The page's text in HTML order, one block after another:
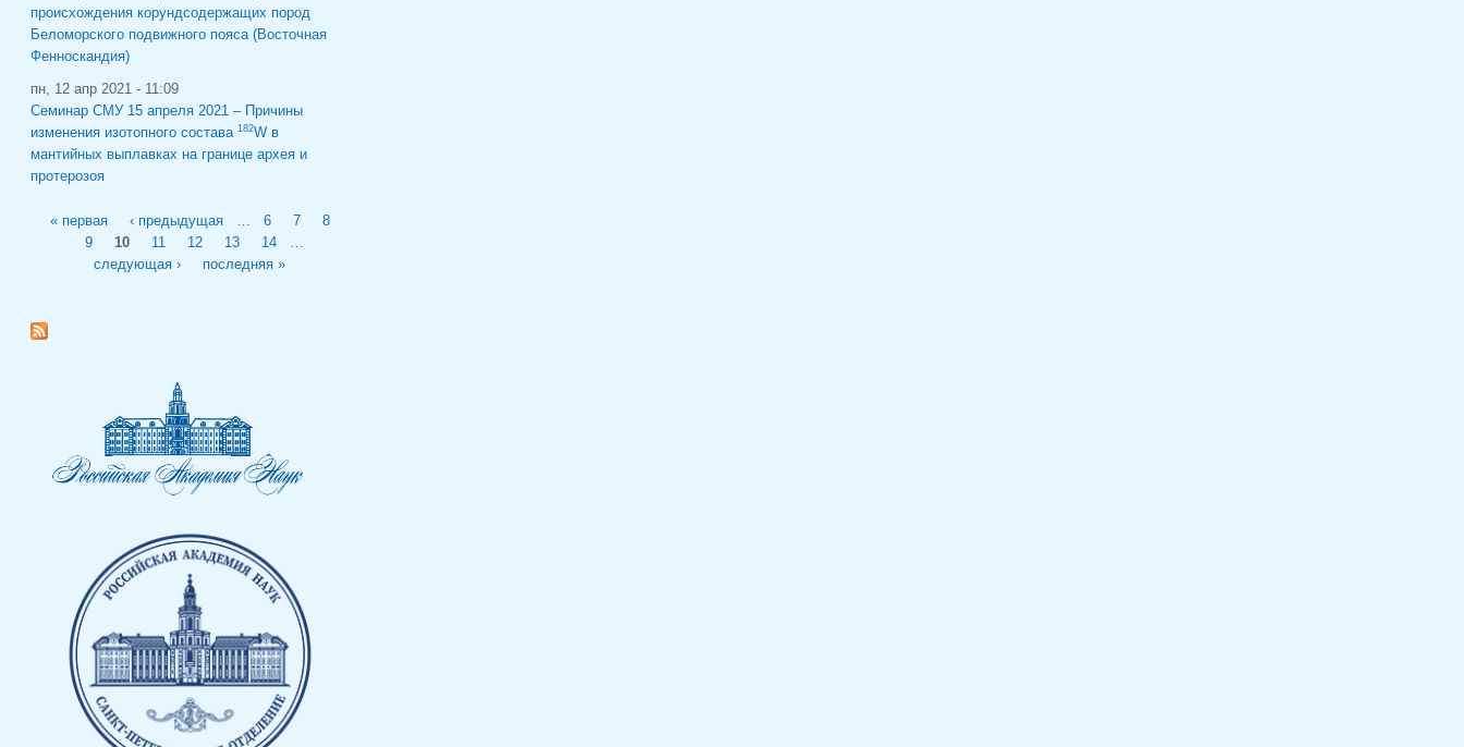
происхождения корундсодержащих пород
Беломорского подвижного пояса (Восточная
Фенноскандия)
пн, 12 апр 2021 - 11:09
Семинар СМУ 15 апреля 2021 – Причины
изменения изотопного состава 182W в
мантийных выплавках на границе архея и
протерозоя
« первая ‹ предыдущая 6 7
8
9
10 11 12 13 14
следующая ›
последняя »